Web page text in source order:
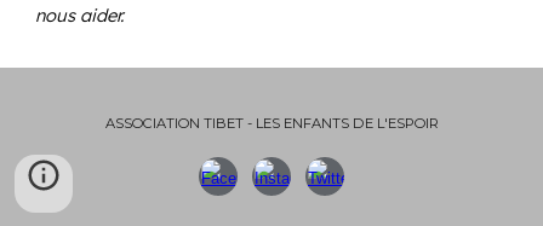
nous aider.
ASSOCIATION TIBET - LES ENFANTS DE L'ESPOIR